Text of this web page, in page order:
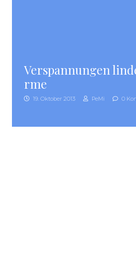
Verspannungen
rme
19. Oktober 2013 PeMi 0